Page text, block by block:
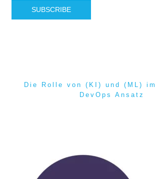
Die Rolle von (KI) und (ML)
DevOps Ansatz